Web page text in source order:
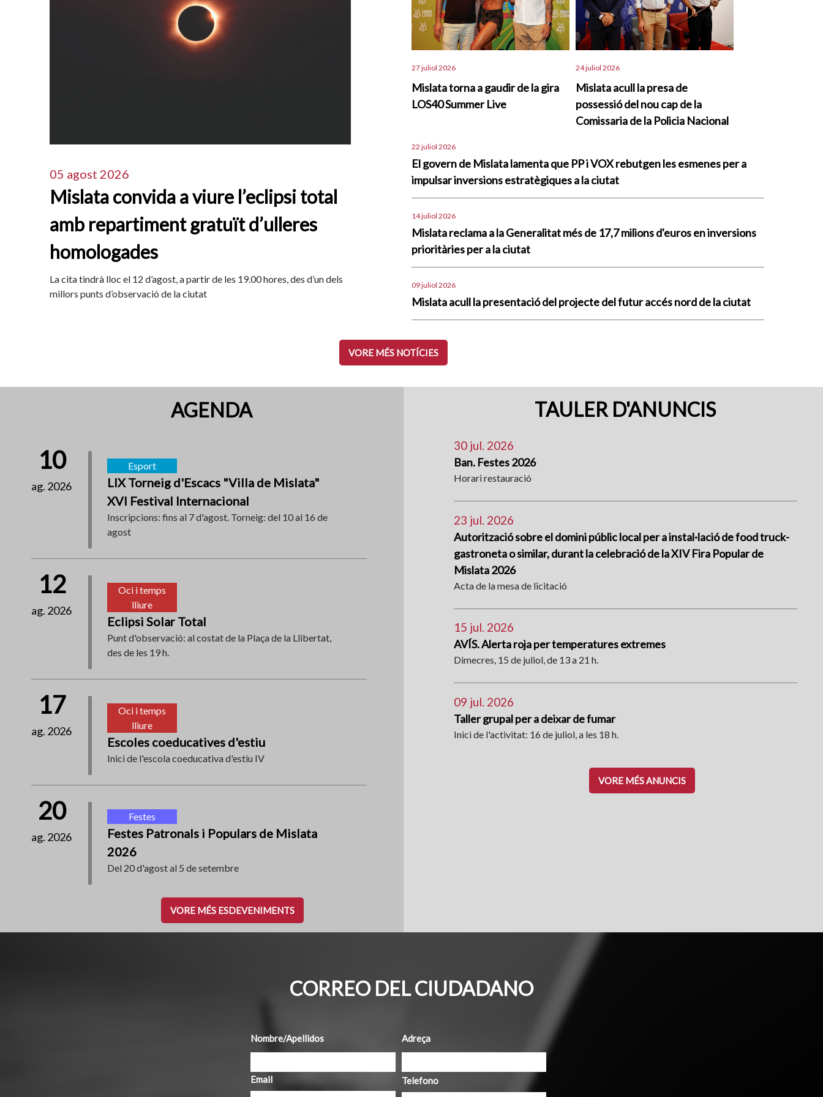
05 agost 2026
Mislata convida a viure l’eclipsi total
amb repartiment gratuït d’ulleres
homologades
La cita tindrà lloc el 12 d’agost, a partir de les 19.00 hores, des d’un dels
millors punts d’observació de la ciutat
27 juliol 2026
Mislata torna a gaudir de la gira
LOS40 Summer Live
24 juliol 2026
Mislata acull la presa de
possessió del nou cap de la
Comissaria de la Policia Nacional
22 juliol 2026
El govern de Mislata lamenta que PP i VOX rebutgen les esmenes per a
impulsar inversions estratègiques a la ciutat
14 juliol 2026
Mislata reclama a la Generalitat més de 17,7 milions d'euros en inversions
prioritàries per a la ciutat
09 juliol 2026
Mislata acull la presentació del projecte del futur accés nord de la ciutat
VORE MÉS NOTÍCIES
AGENDA
10
ag. 2026
Esport
LIX Torneig d'Escacs "Villa de Mislata"
XVI Festival Internacional
Inscripcions: fins al 7 d'agost. Torneig: del 10 al 16 de
agost
12
ag. 2026
Oci i temps
lliure
Eclipsi Solar Total
Punt d'observació: al costat de la Plaça de la Llibertat,
des de les 19 h.
17
ag. 2026
Oci i temps
lliure
Escoles coeducatives d'estiu
Inici de l'escola coeducativa d'estiu IV
20
ag. 2026
Festes
Festes Patronals i Populars de Mislata
2026
Del 20 d'agost al 5 de setembre
VORE MÉS ESDEVENIMENTS
TAULER D'ANUNCIS
30 jul. 2026
Ban. Festes 2026
Horari restauració
23 jul. 2026
Autorització sobre el domini públic local per a instal·lació de food truck-
gastroneta o similar, durant la celebració de la XIV Fira Popular de
Mislata 2026
Acta de la mesa de licitació
15 jul. 2026
AVÍS. Alerta roja per temperatures extremes
Dimecres, 15 de juliol, de 13 a 21 h.
09 jul. 2026
Taller grupal per a deixar de fumar
Inici de l'activitat: 16 de juliol, a les 18 h.
VORE MÉS ANUNCIS
CORREO DEL CIUDADANO
Nombre/Apellidos Adreça
Email Telefono